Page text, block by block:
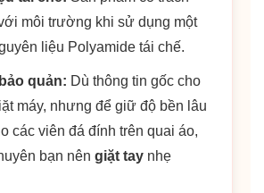
môi trường khi sử dụng một
liệu Polyamide tái chế.
quản: Dù thông tin gốc cho
máy, nhưng để giữ độ bền lâu
các viên đá đính trên quai áo,
bạn nên giặt taynhẹ